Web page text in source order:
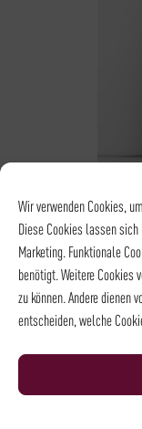
Wir verwenden Cookies,
Diese Cookies lassen
Marketing. Funktionale
benötigt. Weitere Cookies
zu können. Andere dienen
entscheiden, welche